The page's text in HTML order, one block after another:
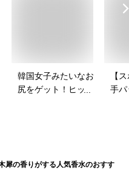
韓国女子みたいなお
尻をゲット！ヒップ
【
手パ
犀の香りがする人気香水のおすす